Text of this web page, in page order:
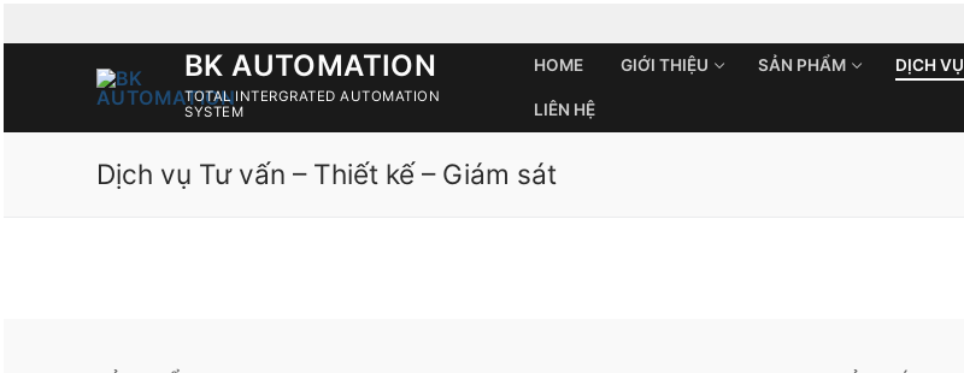
to
BK AUTOMATION
TOTAL INTERGRATED AUTOMATION
SYSTEM
HOME GIỚI THIỆU SẢN PHẨM DỊCH VỤ
LIÊN HỆ
Dịch vụ Tư vấn – Thiết kế – Giám sát